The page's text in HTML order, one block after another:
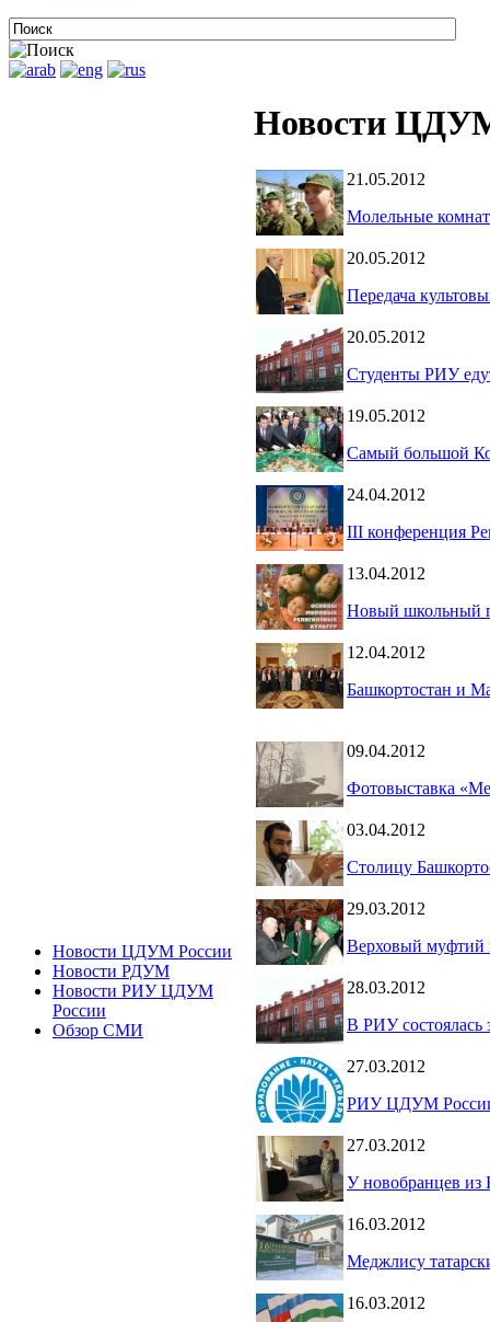
Новости ЦДУМ России
Новости РДУМ
Новости РИУ ЦДУМ
России
Обзор СМИ
Новости
21.05.2012
Молельные
20.05.2012
Передача
20.05.2012
Студенты РИУ
19.05.2012
Самый большой
24.04.2012
III конференция
13.04.2012
Новый школьный
12.04.2012
Башкортостан и
09.04.2012
Фотовыставка
03.04.2012
Столицу
29.03.2012
Верховый муфтий
28.03.2012
В РИУ состоялась
27.03.2012
РИУ ЦДУМ России
27.03.2012
У новобранцев из
16.03.2012
Меджлису
16.03.2012